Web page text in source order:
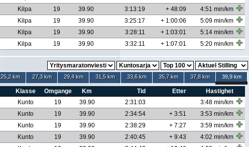
Kilpa 19 39.90 3:13:19 + 48:09
4:51 min/km
Kilpa 19 39.90 3:25:17 + 1:00:06
5:09 min/km
Kilpa 19 39.90 3:28:11 + 1:03:01
5:14 min/km
Kilpa 19 39.90 3:32:11 + 1:07:01 5:20 min/km
25,2 km 27,3 km 29,4 km 31,5 km 33,6 km 35,7 km 37,8 km 39,9 km
Klasse Omgange Km Tid Etter
Hastighet
Kunto 19 39.90 2:31:03
3:48 min/km
Kunto 19 39.90 2:34:54 + 3:51
3:53 min/km
Kunto 19 39.90 2:38:29 + 7:27
3:59 min/km
Kunto 19 39.90 2:40:45 + 9:43
4:02 min/km